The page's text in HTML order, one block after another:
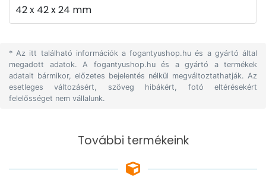
42 x 42 x 24 mm
* Az itt található információk a fogantyushop.hu és a gyártó által
megadott adatok. A fogantyushop.hu és a gyártó a termékek
adatait bármikor, előzetes bejelentés nélkül megváltoztathatják. Az
esetleges változásért, szöveg hibákért, fotó eltérésekért
felelősséget nem vállalunk.
További termékeink